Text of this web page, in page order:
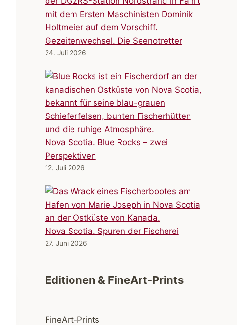
Gezeitenwechsel. Die Seenotretter
24. Juli 2026
Nova Scotia. Blue Rocks – zwei
Perspektiven
12. Juli 2026
Nova Scotia. Spuren der Fischerei
27. Juni 2026
Editionen & FineArt-Prints
FineArt‑Prints